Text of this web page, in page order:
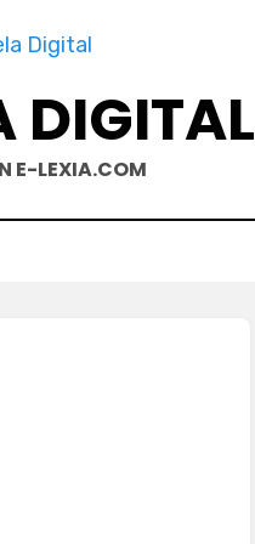
DIGITAL
E-LEXIA.COM